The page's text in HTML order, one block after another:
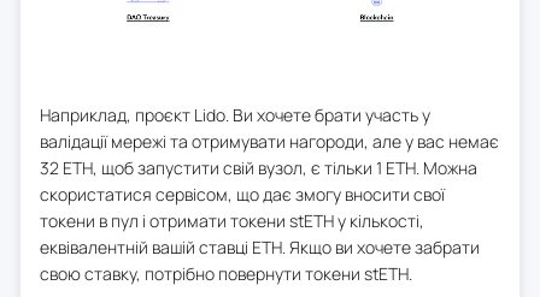
Наприклад, проєкт Lido. Ви хочете брати участь у
валідації мережі та отримувати нагороди, але у вас немає
32 ETH, щоб запустити свій вузол, є тільки 1 ETH. Можна
скористатися сервісом, що дає змогу вносити свої
токени в пул і отримати токени stETH у кількості,
еквівалентній вашій ставці ETH. Якщо ви хочете забрати
свою ставку, потрібно повернути токени stETH.